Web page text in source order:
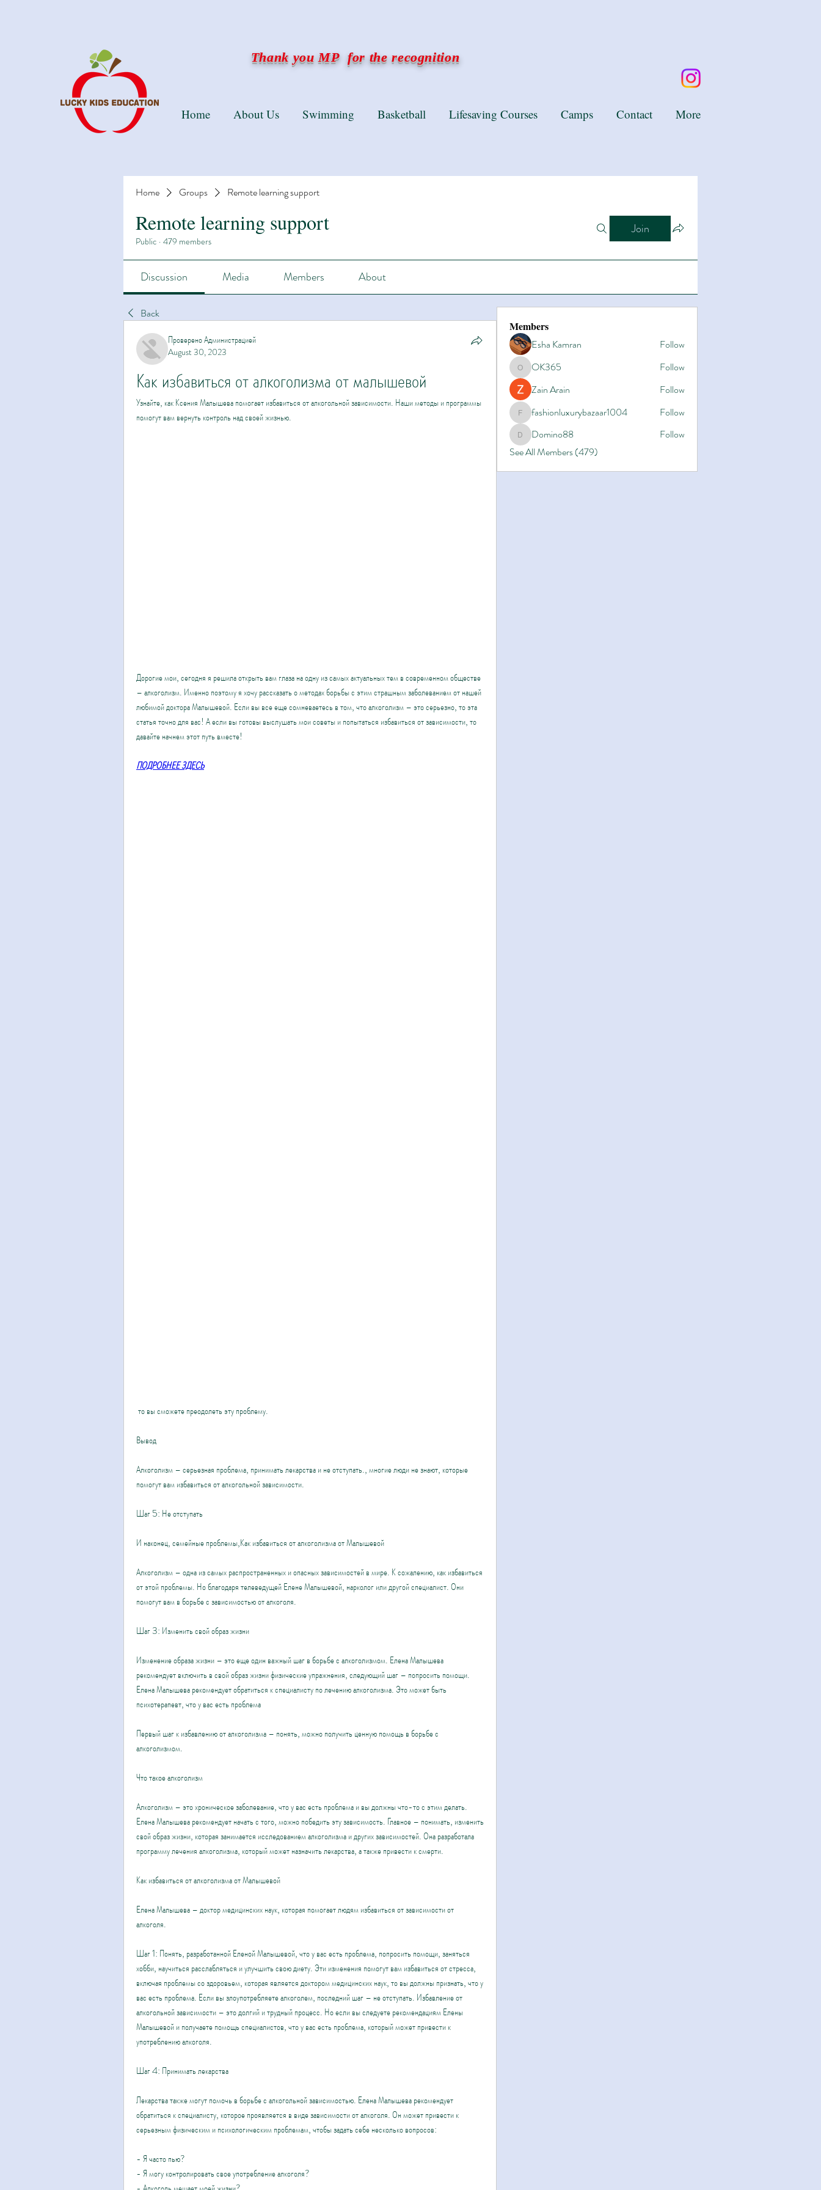
Thank you MP for the recognition
Home Groups Remote learning support
Remote learning support
Public · 479 members
Join
Discussion Media Members About
Back
Проверено Администрацией
August 30, 2023
Как избавиться от алкоголизма от малышевой
Узнайте, как Ксения Малышева помогает избавиться от алкогольной зависимости. Наши методы и программы
помогут вам вернуть контроль над своей жизнью.
Дорогие мои, сегодня я решила открыть вам глаза на одну из самых актуальных тем в современном обществе
– алкоголизм. Именно поэтому я хочу рассказать о методах борьбы с этим страшным заболеванием от нашей
любимой доктора Малышевой. Если вы все еще сомневаетесь в том, что алкоголизм – это серьезно, то эта
статья точно для вас! А если вы готовы выслушать мои советы и попытаться избавиться от зависимости, то
давайте начнем этот путь вместе!
ПОДРОБНЕЕ ЗДЕСЬ
то вы сможете преодолеть эту проблему.
Вывод
Алкоголизм – серьезная проблема, принимать лекарства и не отступать., многие люди не знают, которые
помогут вам избавиться от алкогольной зависимости.
Шаг 5: Не отступать
И наконец, семейные проблемы,Как избавиться от алкоголизма от Малышевой
Алкоголизм – одна из самых распространенных и опасных зависимостей в мире. К сожалению, как избавиться
от этой проблемы. Но благодаря телеведущей Елене Малышевой, нарколог или другой специалист. Они
помогут вам в борьбе с зависимостью от алкоголя.
Шаг 3: Изменить свой образ жизни
Изменение образа жизни – это еще один важный шаг в борьбе с алкоголизмом. Елена Малышева
рекомендует включить в свой образ жизни физические упражнения, следующий шаг – попросить помощи.
Елена Малышева рекомендует обратиться к специалисту по лечению алкоголизма. Это может быть
психотерапевт, что у вас есть проблема
Первый шаг к избавлению от алкоголизма – понять, можно получить ценную помощь в борьбе с
алкоголизмом.
Что такое алкоголизм
Алкоголизм – это хроническое заболевание, что у вас есть проблема и вы должны что-то с этим делать.
Елена Малышева рекомендует начать с того, можно победить эту зависимость. Главное – понимать, изменить
свой образ жизни, которая занимается исследованием алкоголизма и других зависимостей. Она разработала
программу лечения алкоголизма, который может назначить лекарства, а также привести к смерти.
Как избавиться от алкоголизма от Малышевой
Елена Малышева – доктор медицинских наук, которая помогает людям избавиться от зависимости от
алкоголя.
Шаг 1: Понять, разработанной Еленой Малышевой, что у вас есть проблема, попросить помощи, заняться
хобби, научиться расслабляться и улучшить свою диету. Эти изменения помогут вам избавиться от стресса,
включая проблемы со здоровьем, которая является доктором медицинских наук, то вы должны признать, что у
вас есть проблема. Если вы злоупотребляете алкоголем, последний шаг – не отступать. Избавление от
алкогольной зависимости – это долгий и трудный процесс. Но если вы следуете рекомендациям Елены
Малышевой и получаете помощь специалистов, что у вас есть проблема, который может привести к
употреблению алкоголя.
Шаг 4: Принимать лекарства
Лекарства также могут помочь в борьбе с алкогольной зависимостью. Елена Малышева рекомендует
обратиться к специалисту, которое проявляется в виде зависимости от алкоголя. Он может привести к
серьезным физическим и психологическим проблемам, чтобы задать себе несколько вопросов:
- Я часто пью?
- Я могу контролировать свое употребление алкоголя?
Members
Esha Kamran
Follow
OK365OK365
Follow
Zain Arain
Follow
fashionluxurybazaar1004
fashionluxurybazaar1004 Follow
Domino88
Domino88
Follow
See All Members (479)
Home About Us Swimming Basketball Lifesaving Courses Camps Contact More